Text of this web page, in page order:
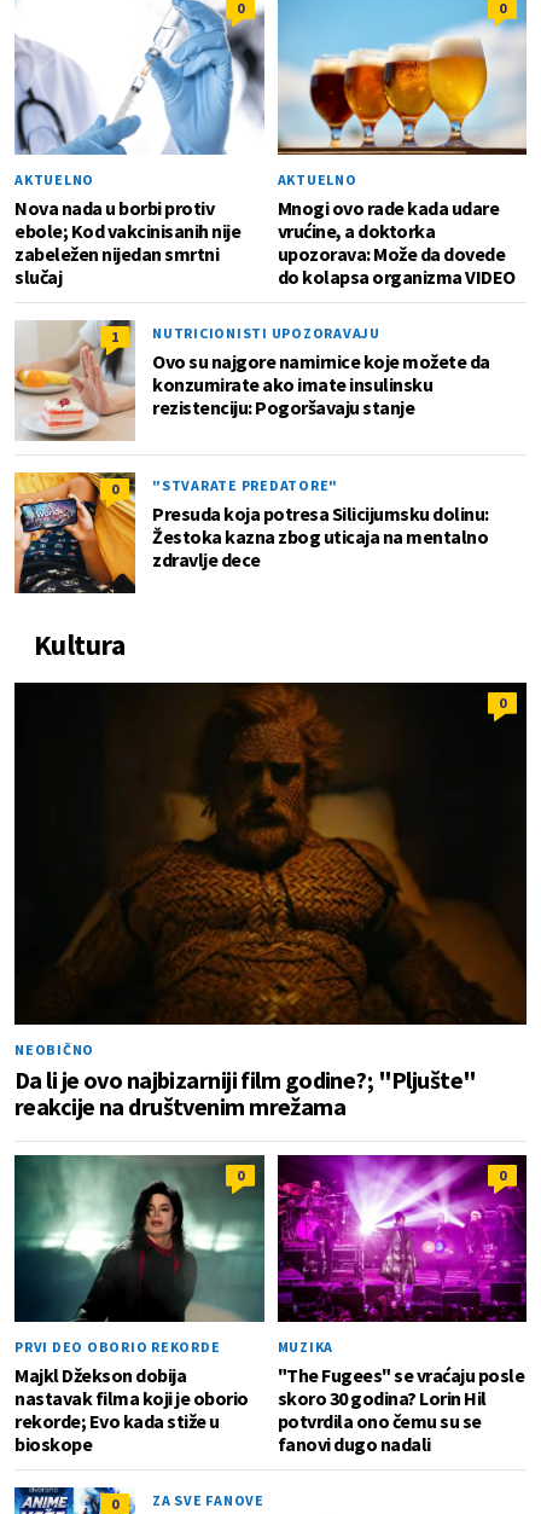
0
AKTUELNO
Nova nada u borbi protiv
ebole; Kod vakcinisanih nije
zabeležen nijedan smrtni
slučaj
0
AKTUELNO
Mnogi ovo rade kada udare
vrućine, a doktorka
upozorava: Može da dovede
do kolapsa organizma VIDEO
1 NUTRICIONISTI UPOZORAVAJU
Ovo su najgore namirnice koje možete da
konzumirate ako imate insulinsku
rezistenciju: Pogoršavaju stanje
0 "STVARATE PREDATORE"
Presuda koja potresa Silicijumsku dolinu:
Žestoka kazna zbog uticaja na mentalno
zdravlje dece
Kultura
0
NEOBIČNO
Da li je ovo najbizarniji film godine?; "Pljušte"
reakcije na društvenim mrežama
0
PRVI DEO OBORIO REKORDE
Majkl Džekson dobija
nastavak filma koji je oborio
rekorde; Evo kada stiže u
bioskope
0
MUZIKA
"The Fugees" se vraćaju posle
skoro 30 godina? Lorin Hil
potvrdila ono čemu su se
fanovi dugo nadali
0 ZA SVE FANOVE